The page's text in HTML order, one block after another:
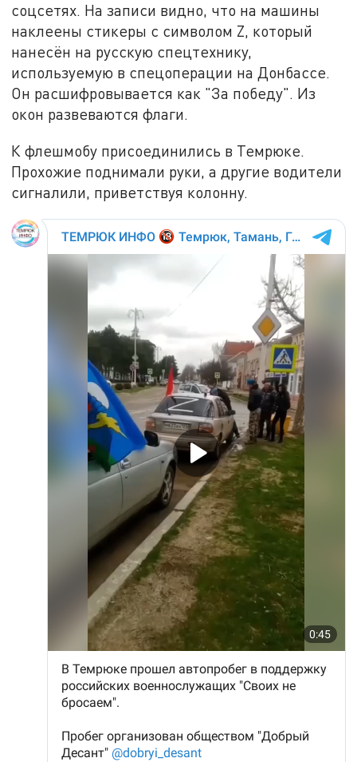
соцсетях. На записи видно, что на машины
наклеены стикеры с символом Z, который
нанесён на русскую спецтехнику,
используемую в спецоперации на Донбассе.
Он расшифровывается как "За победу". Из
окон развеваются флаги.
К флешмобу присоединились в Темрюке.
Прохожие поднимали руки, а другие водители
сигналили, приветствуя колонну.